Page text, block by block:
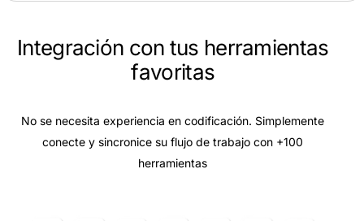
Integración con tus herramientas
favoritas
No se necesita experiencia en codificación. Simplemente
conecte y sincronice su flujo de trabajo con +100
herramientas